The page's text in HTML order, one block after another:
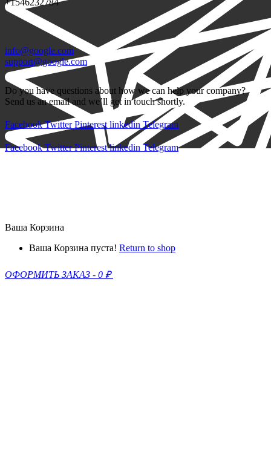
info@google.com
support@google.com
Do you have questions about how we can help your company?
Send us an email and we’ll get in touch shortly.
Facebook Twitter Pinterest linkedin Telegram
Facebook Twitter Pinterest linkedin Telegram
Ваша Корзина
Ваша Корзина пуста! Return to shop
ОФОРМИТЬ ЗАКАЗ - 0 ₽